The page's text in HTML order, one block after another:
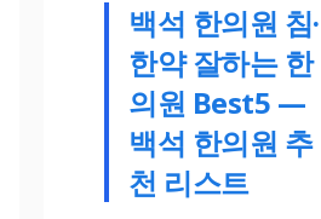
백석 한의원 침·
한약 잘하는 한
의원 Best5 —
백석 한의원 추
천 리스트